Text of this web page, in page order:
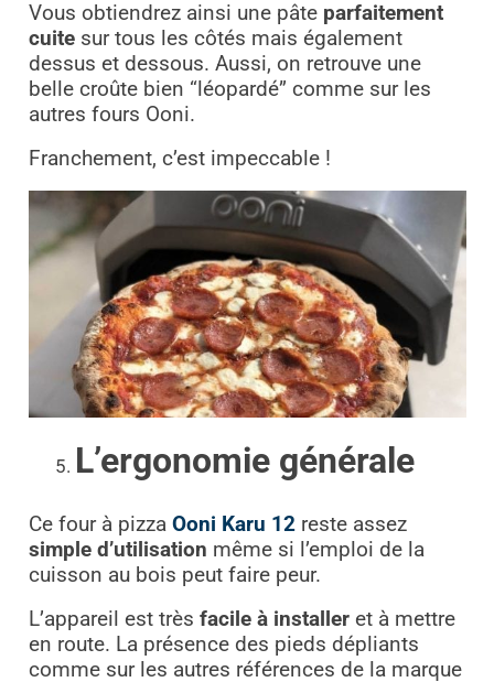
Vous obtiendrez ainsi une pâte parfaitement
cuitesur tous les côtés mais également
dessus et dessous. Aussi, on retrouve une
belle croûte bien “léopardé” comme sur les
autres fours Ooni.
Franchement, c’est impeccable !
L’ergonomie générale
Ce four à pizza Ooni Karu 12reste assez
simple d’utilisation même si l’emploi de la
cuisson au bois peut faire peur.
L’appareil est très facile à installeret à mettre
en route. La présence des pieds dépliants
comme sur les autres références de la marque